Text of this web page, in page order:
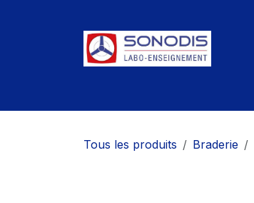
Tous les produits Braderie